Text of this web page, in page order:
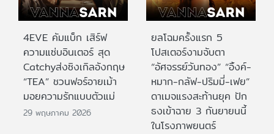
4EVE คัมแบ็ก เสิร์ฟ
ความแซ่บอินเตอร์ สุด
Catchyส่งซิงเกิลอังกฤษ
“TEA” ชวนฟอร์อายเม้า
มอยความรักแบบตัวแม่
29 พฤษภาคม 2026
ยลโฉมครั้งแรก 5
โปสเตอร์งามจับตา
“อัศจรรย์วันทอง” “อิ้งค์-
หมาก-กลัฟ-ปริมมี่-เฟย”
ดาเมจแรงสะท้านยุค ปัก
ธงเข้าฉาย 3 กันยายนนี้
ในโรงภาพยนตร์